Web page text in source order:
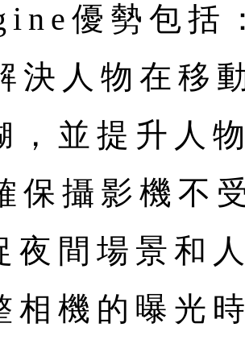
優勢包括
決人物在移
，並提升人
保攝影機不
夜間場景和
相機的曝光